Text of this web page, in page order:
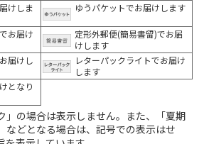
けしま
ゆうパケットでお届けします
お届け
定形外郵便(簡易書留)でお届
けします
届けし
レターパックライトでお届け
します
となり
」の場合は表示しません。また、「夏期
などとなる場合は、記号での表示はせ